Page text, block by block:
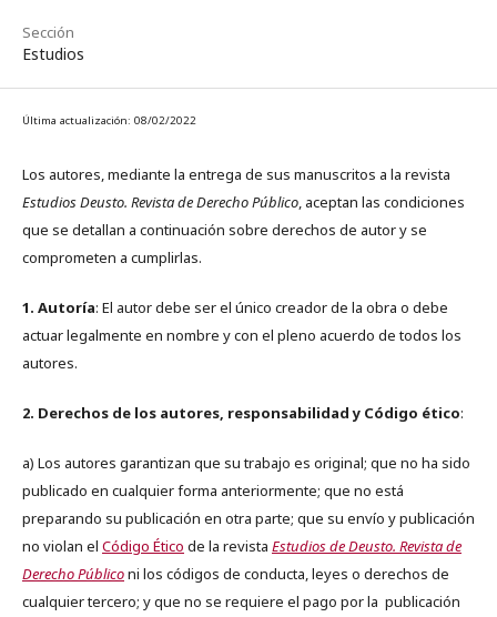
Sección
Estudios
Última actualización: 08/02/2022
Los autores, mediante la entrega de sus manuscritos a la revista
Estudios Deusto. Revista de Derecho Público, aceptan las condiciones
que se detallan a continuación sobre derechos de autor y se
comprometen a cumplirlas.
1. Autoría: El autor debe ser el único creador de la obra o debe
actuar legalmente en nombre y con el pleno acuerdo de todos los
autores.
2. Derechos de los autores, responsabilidad y Código ético:
a) Los autores garantizan que su trabajo es original; que no ha sido
publicado en cualquier forma anteriormente; que no está
preparando su publicación en otra parte; que su envío y publicación
no violan el Código Ético de la revista Estudios de Deusto. Revista de
Derecho Públiconi los códigos de conducta, leyes o derechos de
cualquier tercero; y que no se requiere el pago por la publicación